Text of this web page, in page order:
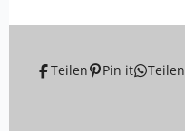
Teilen Pin it Teilen